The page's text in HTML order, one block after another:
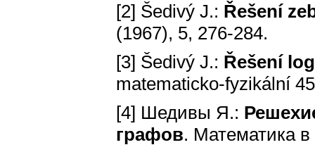
[2] Šedivý J.: Řešení
(1967), 5, 276-284.
[3] Šedivý J.: Řešení
matematicko-fyzikální
[4] Шедивы Я.:
графов. Математика